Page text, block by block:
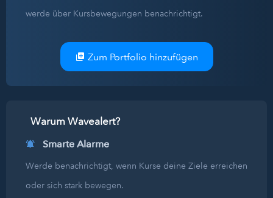
werde über Kursbewegungen benachrichtigt.
Zum Portfolio hinzufügen
Warum Wavealert?
Smarte Alarme
Werde benachrichtigt, wenn Kurse deine Ziele erreichen
oder sich stark bewegen.